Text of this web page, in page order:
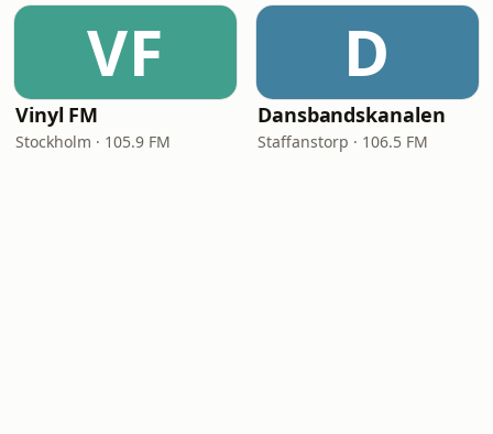
VF
Vinyl FM
Stockholm · 105.9 FM
D
Dansbandskanalen
Staffanstorp · 106.5 FM